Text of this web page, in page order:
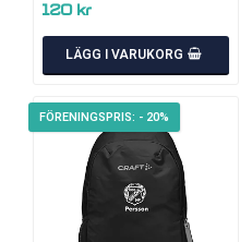
120 kr
LÄGG I VARUKORG
- 20%